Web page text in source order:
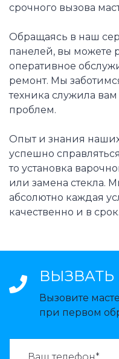
срочного вызова
Обращаясь в наш
панелей, вы можете
оперативное
ремонт. Мы
техника служила
проблем.
Опыт и знания
успешно
то установка
или замена стекла.
абсолютно каждая
качественно и в срок.
Вызовите
при первом